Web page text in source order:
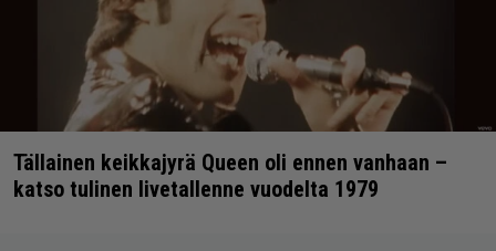
Tällainen keikkajyrä Queen oli ennen vanhaan –
katso tulinen livetallenne vuodelta 1979